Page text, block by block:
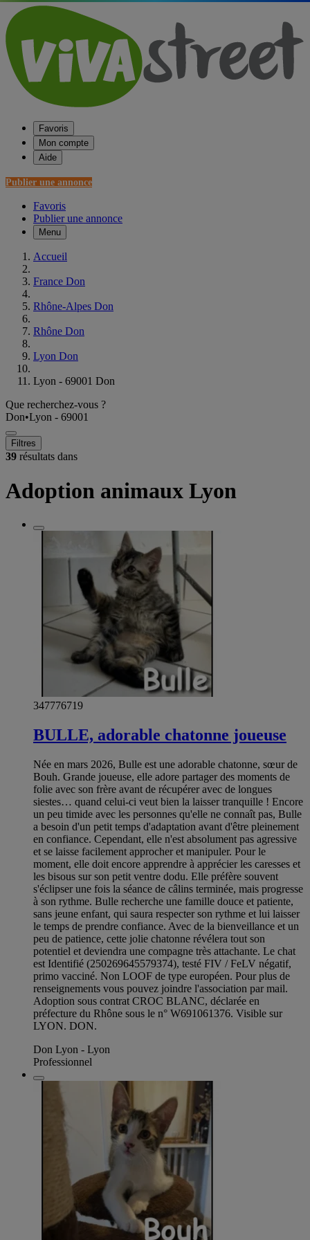
Favoris
Mon compte
Aide
Publier une annonce
Favoris
Publier une annonce
Menu
Accueil
France Don
Rhône-Alpes Don
Rhône Don
Lyon Don
Lyon - 69001 Don
Que recherchez-vous ?
Don•Lyon - 69001
Filtres
39 résultats dans
Adoption animaux Lyon
347776719
BULLE, adorable chatonne joueuse
Née en mars 2026, Bulle est une adorable chatonne, sœur de
Bouh. Grande joueuse, elle adore partager des moments de
folie avec son frère avant de récupérer avec de longues
siestes… quand celui-ci veut bien la laisser tranquille ! Encore
un peu timide avec les personnes qu'elle ne connaît pas, Bulle
a besoin d'un petit temps d'adaptation avant d'être pleinement
en confiance. Cependant, elle n'est absolument pas agressive
et se laisse facilement approcher et manipuler. Pour le
moment, elle doit encore apprendre à apprécier les caresses et
les bisous sur son petit ventre dodu. Elle préfère souvent
s'éclipser une fois la séance de câlins terminée, mais progresse
à son rythme. Bulle recherche une famille douce et patiente,
sans jeune enfant, qui saura respecter son rythme et lui laisser
le temps de prendre confiance. Avec de la bienveillance et un
peu de patience, cette jolie chatonne révélera tout son
potentiel et deviendra une compagne très attachante. Le chat
est Identifié (250269645579374), testé FIV / FeLV négatif,
primo vacciné. Non LOOF de type européen. Pour plus de
renseignements vous pouvez joindre l'association par mail.
Adoption sous contrat CROC BLANC, déclarée en
préfecture du Rhône sous le n° W691061376. Visible sur
LYON. DON.
Don Lyon - Lyon
Professionnel